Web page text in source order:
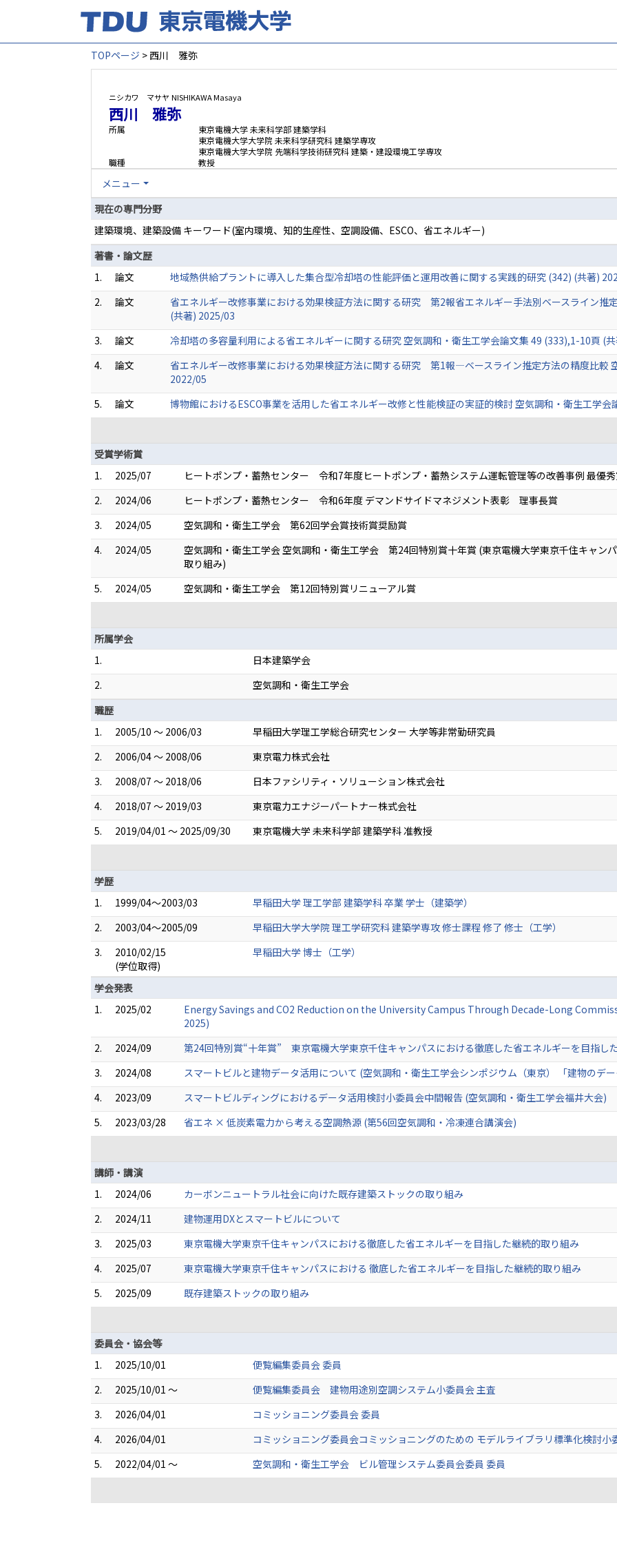
TOPページ > 西川 雅弥
ニシカワ マサヤ NISHIKAWA Masaya
西川 雅弥
所属
東京電機大学 未来科学部 建築学科
東京電機大学大学院 未来科学研究科 建築学専攻
東京電機大学大学院 先端科学技術研究科 建築・建設環境工学専攻
職種
教授
メニュー
現在の専門分野
建築環境、建築設備 キーワード(室内環境、知的生産性、空調設備、ESCO、省エネルギー)
著書・論文歴
1.
論文
地域熱供給プラントに導入した集合型冷却塔の性能評価と運用改善に関する実践的研究 (342) (共著)
2.
論文
省エネルギー改修事業における効果検証方法に関する研究 第2報省エネルギー手法別ベースライン推
(共著) 2025/03
3.
論文
冷却塔の多容量利用による省エネルギーに関する研究 空気調和・衛生工学会論文集 49 (333),1-10頁 (
4.
論文
省エネルギー改修事業における効果検証方法に関する研究 第1報—ベースライン推定方法の精度比較
2022/05
5.
論文
博物館におけるESCO事業を活用した省エネルギー改修と性能検証の実証的検討 空気調和・衛生工学
受賞学術賞
1.
2025/07
ヒートポンプ・蓄熱センター 令和7年度ヒートポンプ・蓄熱システム運転管理等の改善事例 最優
2.
2024/06
ヒートポンプ・蓄熱センター 令和6年度 デマンドサイドマネジメント表彰 理事長賞
3.
2024/05
空気調和・衛生工学会 第62回学会賞技術賞奨励賞
4.
2024/05
空気調和・衛生工学会 空気調和・衛生工学会 第24回特別賞十年賞 (東京電機大学東京千住キャン
取り組み)
5.
2024/05
空気調和・衛生工学会 第12回特別賞リニューアル賞
所属学会
1.
日本建築学会
2.
空気調和・衛生工学会
職歴
1.
2005/10 ～ 2006/03
早稲田大学理工学総合研究センター 大学等非常勤研究員
2.
2006/04 ～ 2008/06
東京電力株式会社
3.
2008/07 ～ 2018/06
日本ファシリティ・ソリューション株式会社
4.
2018/07 ～ 2019/03
東京電力エナジーパートナー株式会社
5.
2019/04/01 ～ 2025/09/30
東京電機大学 未来科学部 建築学科 准教授
学歴
1.
1999/04～2003/03
早稲田大学 理工学部 建築学科 卒業 学士（建築学）
2.
2003/04～2005/09
早稲田大学大学院 理工学研究科 建築学専攻 修士課程 修了 修士（工学）
3.
2010/02/15
(学位取得)
早稲田大学 博士（工学）
学会発表
1.
2025/02
Energy Savings and CO2 Reduction on the University Campus Through Decade-Long
2025)
2.
2024/09
第24回特別賞“十年賞” 東京電機大学東京千住キャンパスにおける徹底した省エネルギーを目指し
3.
2024/08
スマートビルと建物データ活用について (空気調和・衛生工学会シンポジウム（東京） 「建物のデ
4.
2023/09
スマートビルディングにおけるデータ活用検討小委員会中間報告 (空気調和・衛生工学会福井大会)
5.
2023/03/28
省エネ × 低炭素電力から考える空調熱源 (第56回空気調和・冷凍連合講演会)
講師・講演
1.
2024/06
カーボンニュートラル社会に向けた既存建築ストックの取り組み
2.
2024/11
建物運用DXとスマートビルについて
3.
2025/03
東京電機大学東京千住キャンパスにおける徹底した省エネルギーを目指した継続的取り組み
4.
2025/07
東京電機大学東京千住キャンパスにおける 徹底した省エネルギーを目指した継続的取り組み
5.
2025/09
既存建築ストックの取り組み
委員会・協会等
1.
2025/10/01
便覧編集委員会 委員
2.
2025/10/01 ～
便覧編集委員会 建物用途別空調システム小委員会 主査
3.
2026/04/01
コミッショニング委員会 委員
4.
2026/04/01
コミッショニング委員会コミッショニングのための モデルライブラリ標準化検討⼩
5.
2022/04/01 ～
空気調和・衛生工学会 ビル管理システム委員会委員 委員